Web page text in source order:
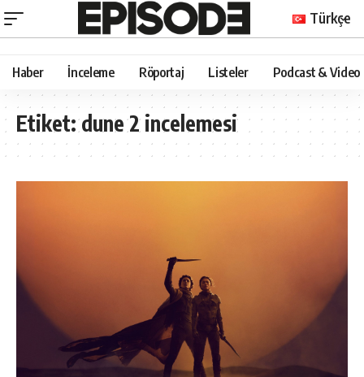
Türkçe
Haber İnceleme Röportaj Listeler Podcast & Video
Etiket:dune 2 incelemesi